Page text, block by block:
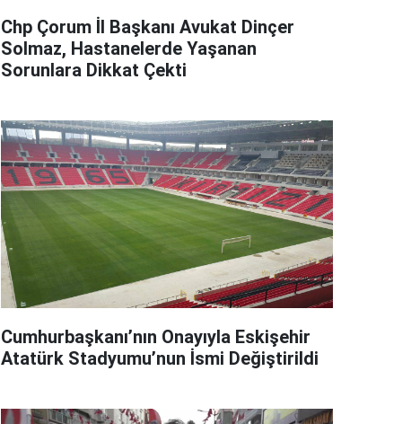
Chp Çorum İl Başkanı Avukat Dinçer
Solmaz, Hastanelerde Yaşanan
Sorunlara Dikkat Çekti
Cumhurbaşkanı’nın Onayıyla Eskişehir
Atatürk Stadyumu’nun İsmi Değiştirildi